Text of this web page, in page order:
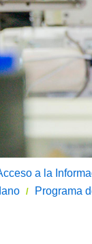
a la
/ Programa